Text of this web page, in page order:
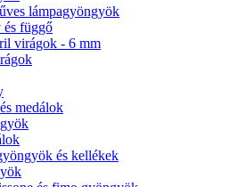
lámpagyöngyök
függő
virágok - 6 mm
medálok
és kellékek